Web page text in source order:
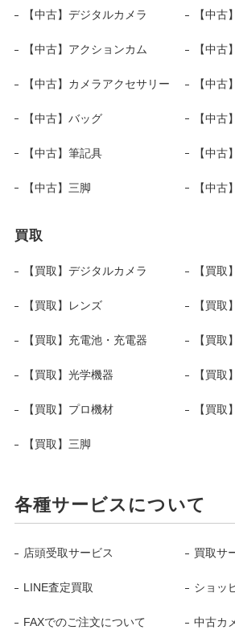
【中古】デジタルカメラ 【中古
【中古】アクションカム 【中古
【中古】カメラアクセサリー 【中古
【中古】バッグ 【中古
【中古】筆記具 【中古
【中古】三脚 【中古
買取
【買取】デジタルカメラ 【買取
【買取】レンズ 【買取
【買取】充電池・充電器 【買取
【買取】光学機器 【買取
【買取】プロ機材 【買取
【買取】三脚
各種サービスについて
店頭受取サービス 買取サ
LINE査定買取 ショッ
FAXでのご注文について 中古カ